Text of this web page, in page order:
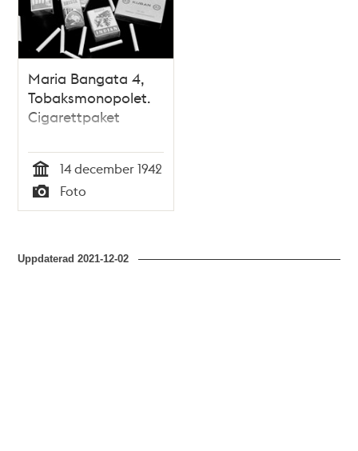
teman
Maria Bangata 4,
Tobaksmonopolet.
Cigarettpaket
Tid
14 december 1942
Typ
Foto
Uppdaterad2021-12-02